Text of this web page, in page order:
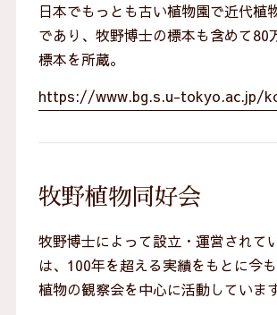
日本でもっとも古い植物園で近代植
であり、牧野博士の標本も含めて80
標本を所蔵。
https://www.bg.s.u-tokyo.ac.jp/
牧野植物同好会
牧野博士によって設立・運営されて
は、100年を超える実績をもとに今
植物の観察会を中心に活動しています